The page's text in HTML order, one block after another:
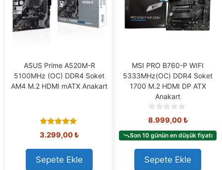
ASUS Prime A520M-R
5100MHz (OC) DDR4 Soket
AM4 M.2 HDMI mATX Anakart
5.00
out of 5
3.299,00₺
Sepete Ekle
MSI PRO B760-P WIFI
5333MHz(OC) DDR4 Soket
1700 M.2 HDMI DP ATX
Anakart
0
o
u
t
o
f
8.999,00₺
Son 10 günün en düşük fiyatı
Sepete Ekle